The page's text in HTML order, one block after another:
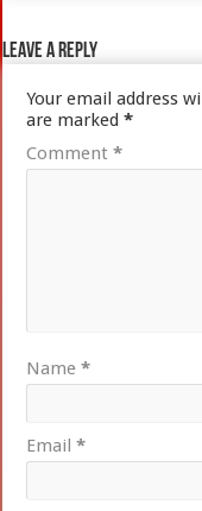
Leave a Reply
Your email address
are marked*
Comment*
Name*
Email*